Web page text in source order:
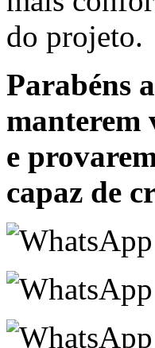
do projeto.
Parabéns
manterem
e
capaz de